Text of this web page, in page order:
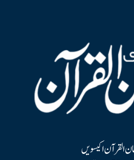
القرآن اکیسویں